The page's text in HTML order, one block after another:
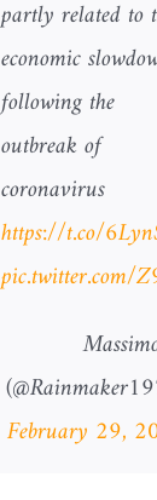
partly related to
economic
following the
outbreak of
coronavirus
https://t.co/
pic.twitter.com/
—
February 29,